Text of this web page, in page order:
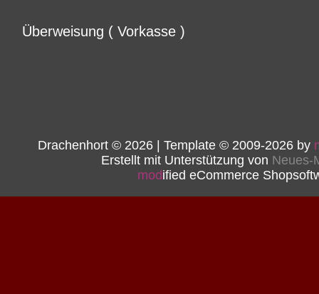
Überweisung ( Vorkasse )
Drachenhort © 2026 | Template © 2009-2026 by
Erstellt mit Unterstützung von Neues-
modified eCommerce